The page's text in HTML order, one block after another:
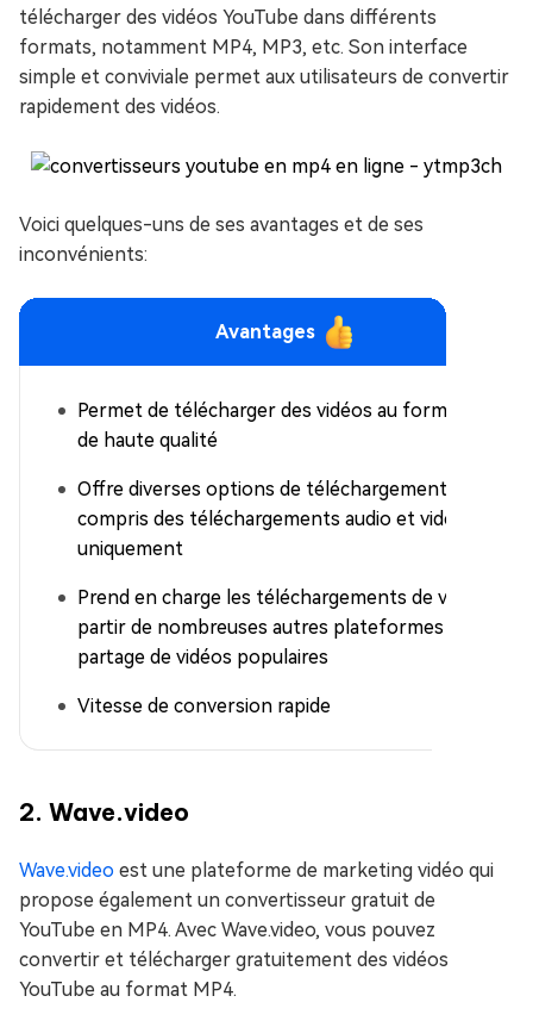
télécharger des vidéos YouTube dans différents
formats, notamment MP4, MP3, etc. Son interface
simple et conviviale permet aux utilisateurs de convertir
rapidement des vidéos.
Voici quelques-uns de ses avantages et de ses
inconvénients:
Avantages
Permet de télécharger des vidéos au format MP4
de haute qualité
Offre diverses options de téléchargement, y
compris des téléchargements audio et vidéo
uniquement
Prend en charge les téléchargements de vidéos à
partir de nombreuses autres plateformes de
partage de vidéos populaires
Vitesse de conversion rapide
2. Wave.video
Wave.video est une plateforme de marketing vidéo qui
propose également un convertisseur gratuit de
YouTube en MP4. Avec Wave.video, vous pouvez
convertir et télécharger gratuitement des vidéos
YouTube au format MP4.